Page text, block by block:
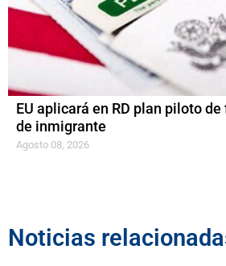
EU aplicará en RD plan piloto
de inmigrante
Agosto 08, 2026
Noticias